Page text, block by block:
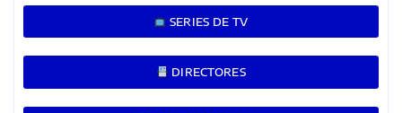
SERIES DE TV
DIRECTORES